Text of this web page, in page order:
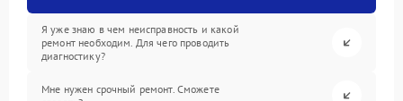
Я уже знаю в чем неисправность и какой
ремонт необходим. Для чего проводить
диагностику?
Мне нужен срочный ремонт. Сможете